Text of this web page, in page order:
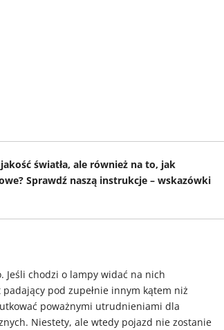
światła, ale również na to, jak
Sprawdź naszą instrukcje – wskazówki
Jeśli chodzi o lampy widać na nich
pod zupełnie innym kątem niż
poważnymi utrudnieniami dla
Niestety, ale wtedy pojazd nie zostanie